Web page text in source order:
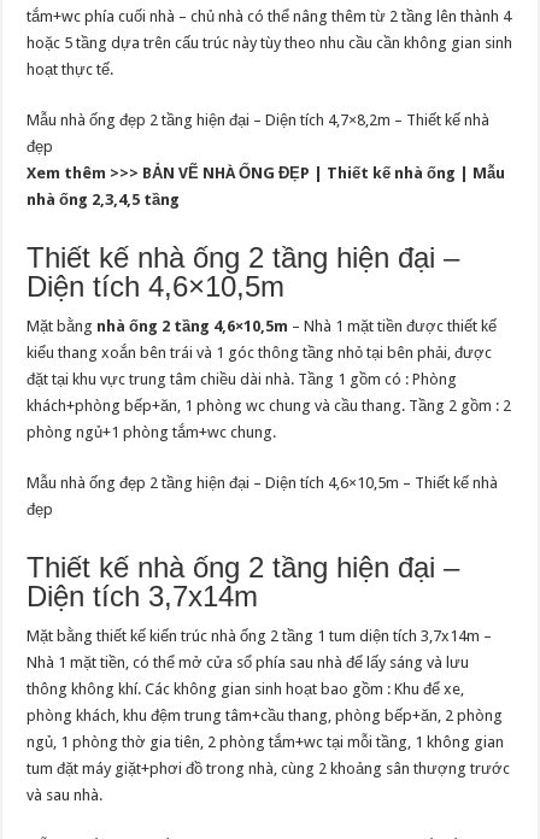
tắm+wc phía cuối nhà – chủ nhà có thể nâng thêm từ 2 tầng lên thành 4
hoặc 5 tầng dựa trên cấu trúc này tùy theo nhu cầu cần không gian sinh
hoạt thực tế.
Mẫu nhà ống đẹp 2 tầng hiện đại – Diện tích 4,7×8,2m – Thiết kế nhà
đẹp
Xem thêm >>> BẢN VẼ NHÀ ỐNG ĐẸP | Thiết kế nhà ống | Mẫu
nhà ống 2,3,4,5 tầng
Thiết kế nhà ống 2 tầng hiện đại –
Diện tích 4,6×10,5m
Mặt bằng nhà ống 2 tầng 4,6×10,5m – Nhà 1 mặt tiền được thiết kế
kiểu thang xoắn bên trái và 1 góc thông tầng nhỏ tại bên phải, được
đặt tại khu vực trung tâm chiều dài nhà. Tầng 1 gồm có : Phòng
khách+phòng bếp+ăn, 1 phòng wc chung và cầu thang. Tầng 2 gồm : 2
phòng ngủ+1 phòng tắm+wc chung.
Mẫu nhà ống đẹp 2 tầng hiện đại – Diện tích 4,6×10,5m – Thiết kế nhà
đẹp
Thiết kế nhà ống 2 tầng hiện đại –
Diện tích 3,7x14m
Mặt bằng thiết kế kiến trúc nhà ống 2 tầng 1 tum diện tích 3,7x14m –
Nhà 1 mặt tiền, có thể mở cửa sổ phía sau nhà để lấy sáng và lưu
thông không khí. Các không gian sinh hoạt bao gồm : Khu để xe,
phòng khách, khu đệm trung tâm+cầu thang, phòng bếp+ăn, 2 phòng
ngủ, 1 phòng thờ gia tiên, 2 phòng tắm+wc tại mỗi tầng, 1 không gian
tum đặt máy giặt+phơi đồ trong nhà, cùng 2 khoảng sân thượng trước
và sau nhà.